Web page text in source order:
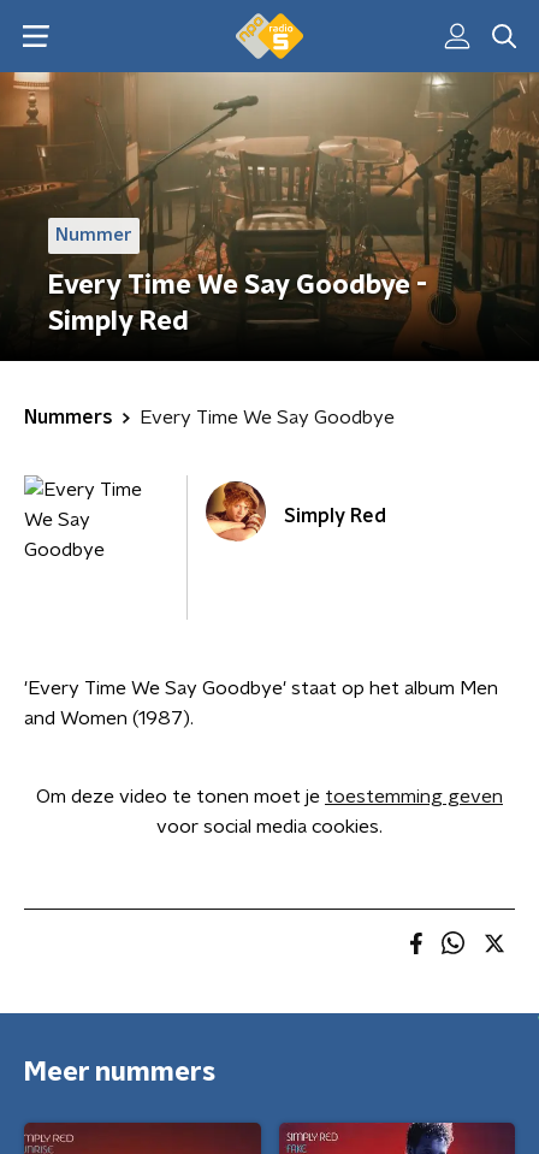
Nummer
Every Time We Say Goodbye -
Simply Red
Nummers Every Time We Say Goodbye
Simply Red
'Every Time We Say Goodbye' staat op het album Men
and Women (1987).
Om deze video te tonen moet je toestemming geven
voor social media cookies.
Meer nummers